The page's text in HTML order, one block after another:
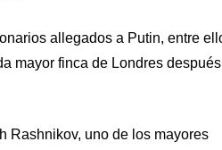
allegados a Putin, entre
mayor finca de Londres después
Rashnikov, uno de los mayores